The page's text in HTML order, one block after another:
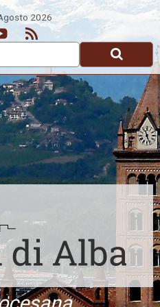
2026
YoutubeFeed